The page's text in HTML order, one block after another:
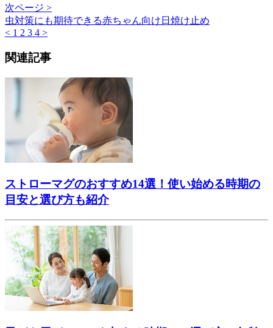
次ページ >
虫対策にも期待できる赤ちゃん向け日焼け止め
< 1 2 3 4 >
関連記事
ストローマグのおすすめ14選！使い始める時期の
目安と選び方も紹介